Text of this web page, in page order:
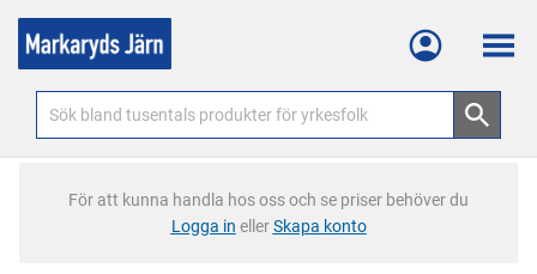
Meny
För att kunna handla hos oss och se priser behöver du
Logga in ellerSkapa konto